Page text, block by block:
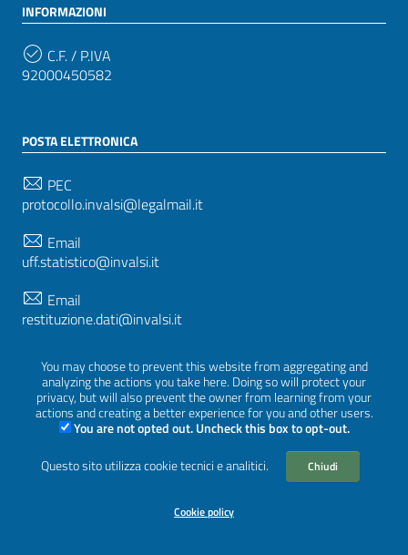
You may choose to prevent this website from aggregating and
analyzing the actions you take here. Doing so will protect your
privacy, but will also prevent the owner from learning from your
actions and creating a better experience for you and other users.
You are not opted out. Uncheck this box to opt-out.
Questo sito utilizza cookie tecnici e analitici.
Chiudi
Cookie policy
INFORMAZIONI
C.F. / P.IVA
92000450582
POSTA ELETTRONICA
PEC
protocollo.invalsi@legalmail.it
Email
uff.statistico@invalsi.it
Email
restituzione.dati@invalsi.it
SEGUICI SU
Sezione Link Utili
Privacy | Cookie policy | Crediti |Tema grafico ItaliaWP2
Prototipo per siti PA di AgID